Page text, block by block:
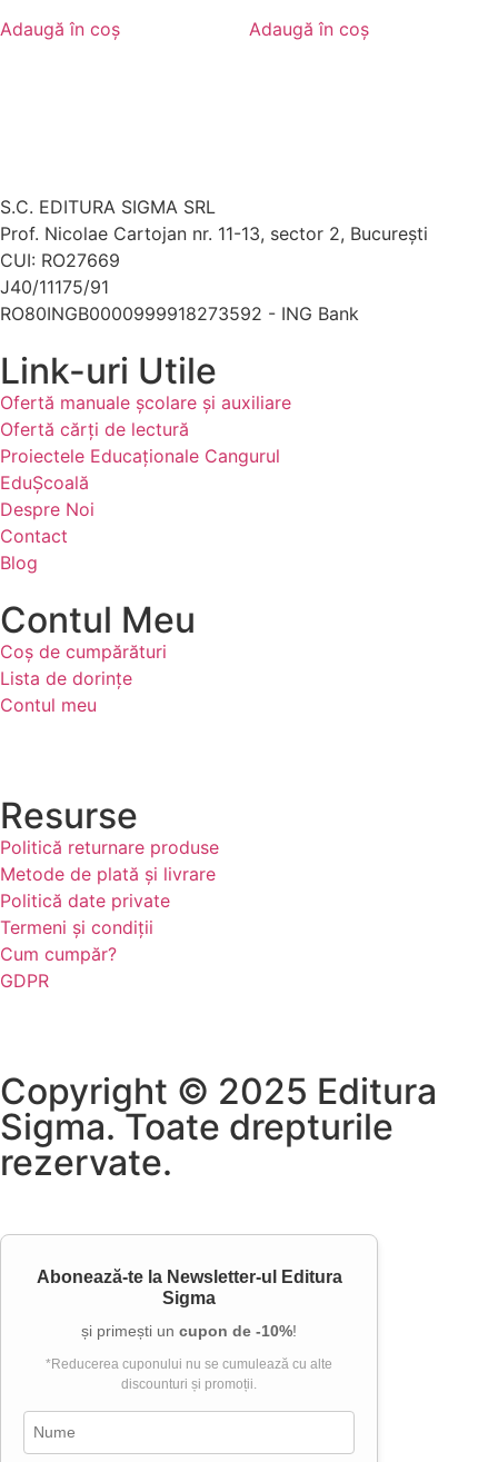
Adaugă în coș Adaugă în coș
S.C. EDITURA SIGMA SRL
Prof. Nicolae Cartojan nr. 11-13, sector 2, București
CUI: RO27669
J40/11175/91
RO80INGB0000999918273592 - ING Bank
Link-uri Utile
Ofertă manuale şcolare şi auxiliare
Ofertă cărți de lectură
Proiectele Educaţionale Cangurul
EduȘcoală
Despre Noi
Contact
Blog
Contul Meu
Coș de cumpărături
Lista de dorințe
Contul meu
Resurse
Politică returnare produse
Metode de plată și livrare
Politică date private
Termeni și condiții
Cum cumpăr?
GDPR
Copyright © 2025 Editura
Sigma. Toate drepturile
rezervate.
Abonează-te la Newsletter-ul Editura
Sigma
și primești un cupon de -10%!
*Reducerea cuponului nu se cumulează cu alte
discounturi și promoții.